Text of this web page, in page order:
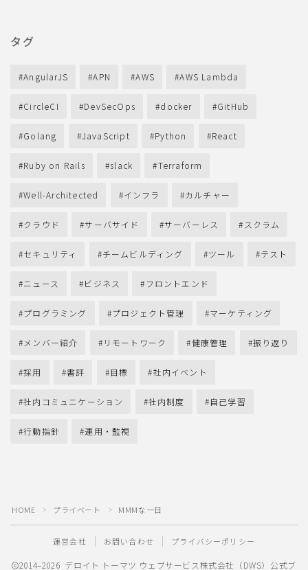
タグ
AngularJS APN AWS AWS Lambda
CircleCI DevSecOps docker GitHub
Golang JavaScript Python React
Ruby on Rails slack Terraform
Well-Architected インフラ カルチャー
クラウド サーバサイド サーバーレス スクラム
セキュリティ チームビルディング ツール テスト
ニュース ビジネス フロントエンド
プログラミング プロジェクト管理 マーケティング
メンバー紹介 リモートワーク 健康管理 振り返り
採用 書評 目標 社内イベント
社内コミュニケーション 社内制度 自己学習
行動指針 運用・監視
HOME ＞ プライベート ＞ MMMな一日
運営会社 お問い合わせ プライバシーポリシー
2014–2026 デロイト トーマツ ウェブサービス株式会社（DWS）公式ブ